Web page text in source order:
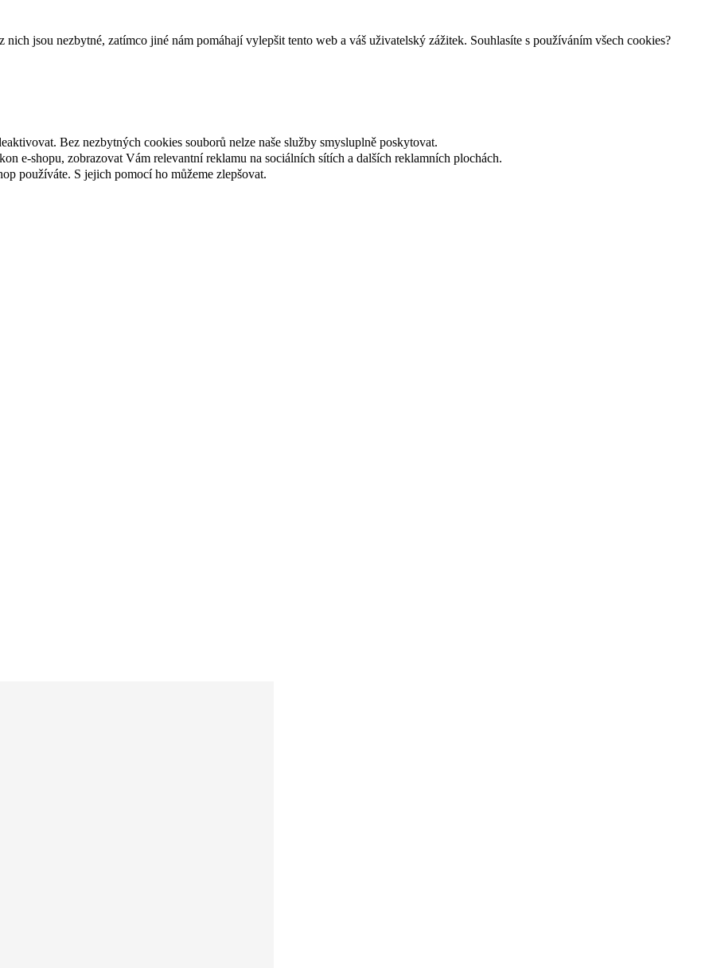
jsou nezbytné, zatímco jiné nám pomáhají vylepšit tento web a váš uživatelský zážitek. Souhlasíte s používáním všech cookies?
Bez nezbytných cookies souborů nelze naše služby smysluplně poskytovat.
e-shopu, zobrazovat Vám relevantní reklamu na sociálních sítích a dalších reklamních plochách.
používáte. S jejich pomocí ho můžeme zlepšovat.